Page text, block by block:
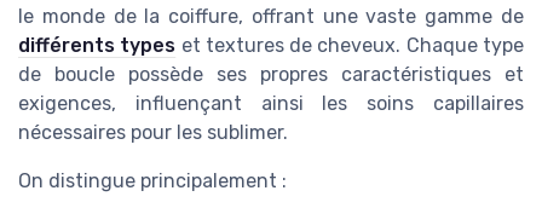
le monde de la coiffure, offrant une vaste gamme de
différents types et textures de cheveux. Chaque type
de boucle possède ses propres caractéristiques et
exigences, influençant ainsi les soins capillaires
nécessaires pour les sublimer.
On distingue principalement :